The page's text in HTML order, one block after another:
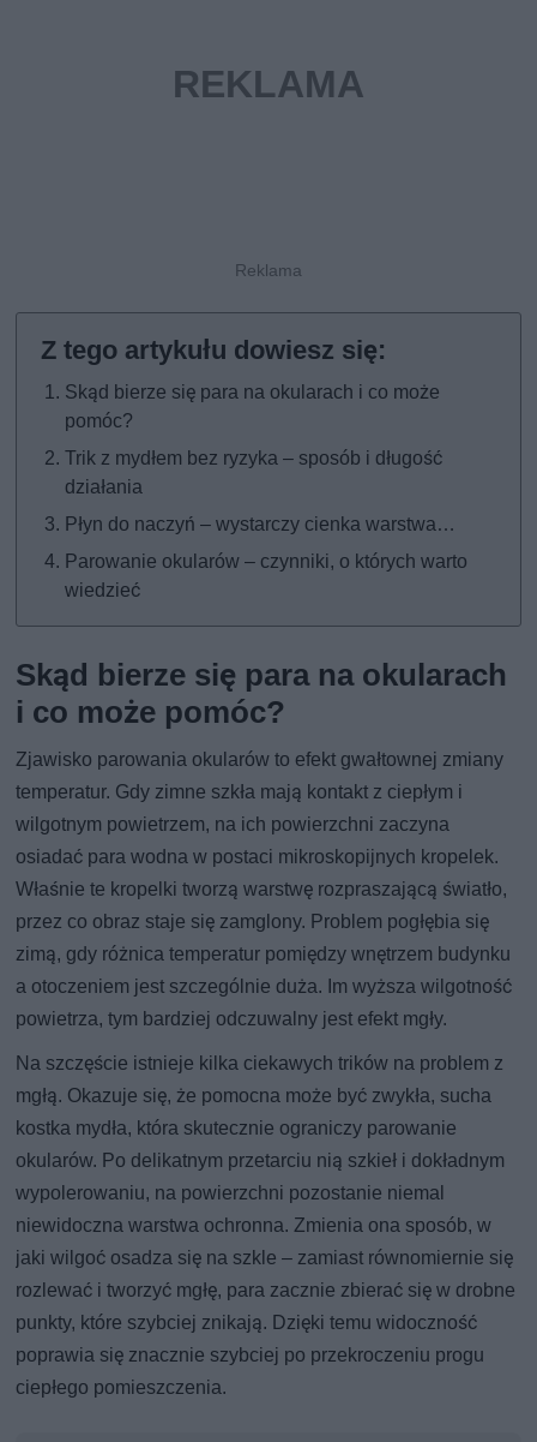
Skąd bierze się para na okularach i co może
pomóc?
Trik z mydłem bez ryzyka – sposób i długość
działania
Płyn do naczyń – wystarczy cienka warstwa…
Parowanie okularów – czynniki, o których warto
wiedzieć
Skąd bierze się para na okularach
i co może pomóc?
Zjawisko parowania okularów to efekt gwałtownej zmiany
temperatur. Gdy zimne szkła mają kontakt z ciepłym i
wilgotnym powietrzem, na ich powierzchni zaczyna
osiadać para wodna w postaci mikroskopijnych kropelek.
Właśnie te kropelki tworzą warstwę rozpraszającą światło,
przez co obraz staje się zamglony. Problem pogłębia się
zimą, gdy różnica temperatur pomiędzy wnętrzem budynku
a otoczeniem jest szczególnie duża. Im wyższa wilgotność
powietrza, tym bardziej odczuwalny jest efekt mgły.
Na szczęście istnieje kilka ciekawych trików na problem z
mgłą. Okazuje się, że pomocna może być zwykła, sucha
kostka mydła, która skutecznie ograniczy parowanie
okularów. Po delikatnym przetarciu nią szkieł i dokładnym
wypolerowaniu, na powierzchni pozostanie niemal
niewidoczna warstwa ochronna. Zmienia ona sposób, w
jaki wilgoć osadza się na szkle – zamiast równomiernie się
rozlewać i tworzyć mgłę, para zacznie zbierać się w drobne
punkty, które szybciej znikają. Dzięki temu widoczność
poprawia się znacznie szybciej po przekroczeniu progu
ciepłego pomieszczenia.